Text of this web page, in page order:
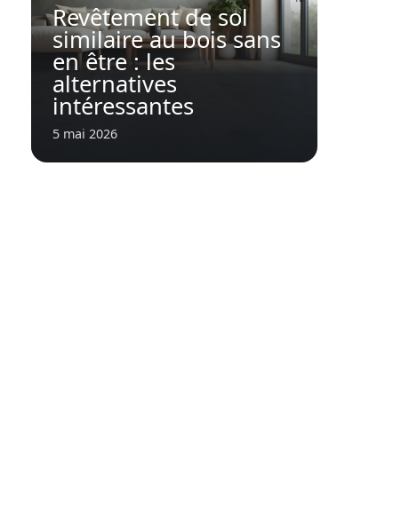
Revêtement de sol
similaire au bois sans
en être : les
alternatives
intéressantes
5 mai 2026